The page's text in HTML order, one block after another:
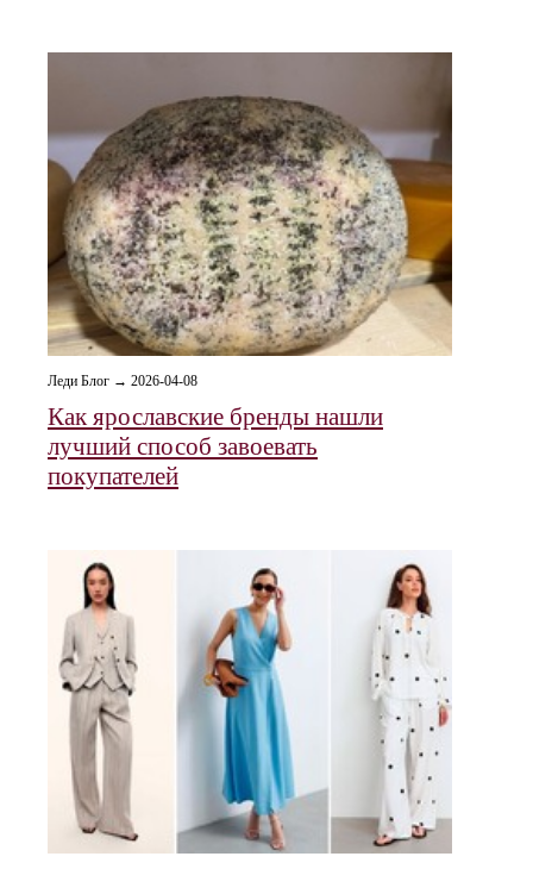
Леди Блог → 2026-04-08
Как ярославские бренды нашли
лучший способ завоевать
покупателей